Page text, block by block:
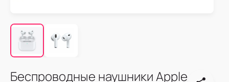
Беспроводные наушники Apple